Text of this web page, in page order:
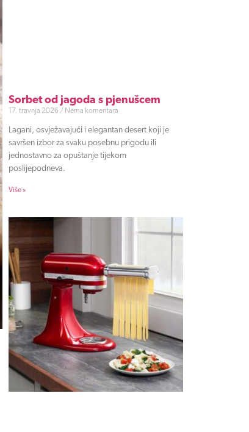
Sorbet od jagoda s pjenušcem
17. travnja 2026 Nema komentara
Lagani, osvježavajući i elegantan desert koji je
savršen izbor za svaku posebnu prigodu ili
jednostavno za opuštanje tijekom
poslijepodneva.
Više »